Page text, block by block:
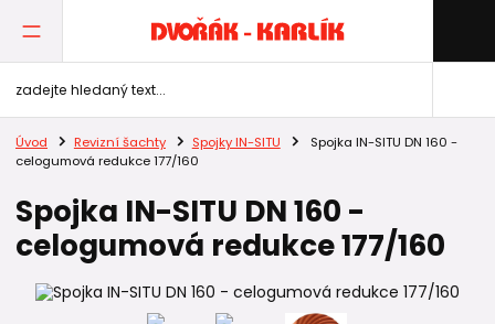
Úvod Revizní šachty Spojky IN-SITU
Spojka IN-SITU DN 160 -
celogumová redukce 177/160
Spojka IN-SITU DN 160 -
celogumová redukce 177/160